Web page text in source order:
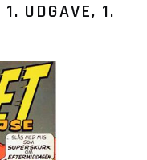
1. UDGAVE, 1.